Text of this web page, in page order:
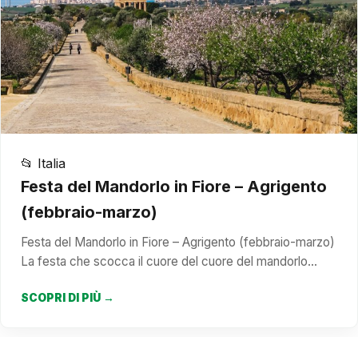
📂 Italia
Festa del Mandorlo in Fiore – Agrigento
(febbraio-marzo)
Festa del Mandorlo in Fiore – Agrigento (febbraio-marzo)
La festa che scocca il cuore del cuore del mandorlo…
SCOPRI DI PIÙ →